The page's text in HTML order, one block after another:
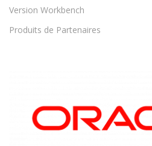
Version Workbench
Produits de Partenaires